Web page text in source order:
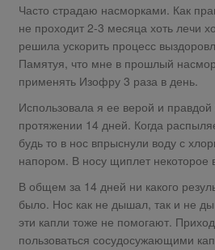
Часто страдаю насморками. Как
не проходит 2-3 месяца хоть лечи
решила ускорить процесс
Памятуя, что мне в прошлый
применять Изофру 3 раза в день.
Использовала я ее верой и
протяжении 14 дней. Когда
будь то в нос впрыснули воду с
напором. В носу щиплет некоторое
В общем за 14 дней ни какого
было. Нос как не дышал, так и не
эти капли тоже не помогают.
пользоваться сосудосужающими